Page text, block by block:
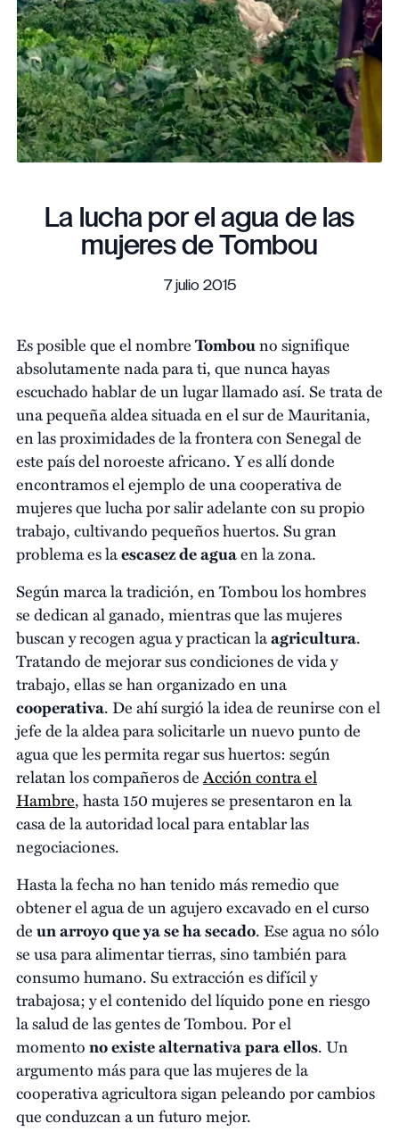
La lucha por el agua de las
mujeres de Tombou
7 julio 2015
Es posible que el nombreTombouno signifique
absolutamente nada para ti, que nunca hayas
escuchado hablar de un lugar llamado así. Se trata de
una pequeña aldea situada en el sur de Mauritania,
en las proximidades de la frontera con Senegal de
este país del noroeste africano. Y es allí donde
encontramos el ejemplo de una cooperativa de
mujeres que lucha por salir adelante con su propio
trabajo, cultivando pequeños huertos. Su gran
problema es laescasez de aguaen la zona.
Según marca la tradición, en Tombou los hombres
se dedican al ganado, mientras que las mujeres
buscan y recogen agua y practican laagricultura.
Tratando de mejorar sus condiciones de vida y
trabajo, ellas se han organizado en una
cooperativa. De ahí surgió la idea de reunirse con el
jefe de la aldea para solicitarle un nuevo punto de
agua que les permita regar sus huertos: según
relatan los compañeros deAcción contra el
Hambre, hasta 150 mujeres se presentaron en la
casa de la autoridad local para entablar las
negociaciones.
Hasta la fecha no han tenido más remedio que
obtener el agua de un agujero excavado en el curso
deun arroyo que ya se ha secado. Ese agua no sólo
se usa para alimentar tierras, sino también para
consumo humano. Su extracción es difícil y
trabajosa; y el contenido del líquido pone en riesgo
la salud de las gentes de Tombou. Por el
momentono existe alternativapara ellos. Un
argumento más para que las mujeres de la
cooperativa agricultora sigan peleando por cambios
que conduzcan a un futuro mejor.